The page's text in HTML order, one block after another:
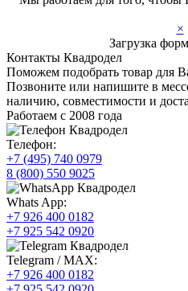
×
Загрузка
Контакты Квадродел
Поможем подобрать товар для
Позвоните или напишите в
наличию, совместимости и
Работаем с 2008 года
Телефон:
+7 (495) 740 0979
8 (800) 550 9025
Whats App:
+7 926 400 0182
+7 925 542 0920
Telegram / MAX:
+7 926 400 0182